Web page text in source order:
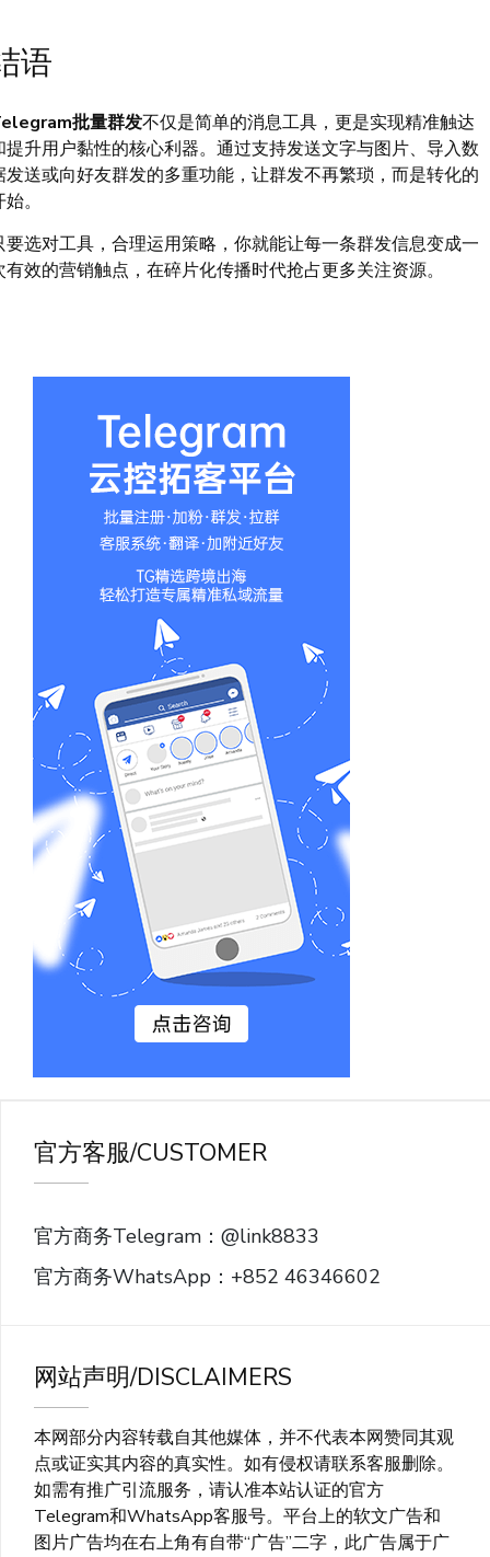
语
批量群发不仅是简单的消息工具，更是实现精准触达
提升用户黏性的核心利器。通过支持发送文字与图片、导入数
发送或向好友群发的多重功能，让群发不再繁琐，而是转化的
。
要选对工具，合理运用策略，你就能让每一条群发信息变成一
有效的营销触点，在碎片化传播时代抢占更多关注资源。
官方客服/CUSTOMER
官方商务Telegram：@link8833
官方商务WhatsApp：+852 46346602
网站声明/DISCLAIMERS
本网部分内容转载自其他媒体，并不代表本网赞同其观
点或证实其内容的真实性。如有侵权请联系客服删除。
如需有推广引流服务，请认准本站认证的官方
Telegram和WhatsApp客服号。平台上的软文广告和
图片广告均在右上角有自带“广告”二字，此广告属于广